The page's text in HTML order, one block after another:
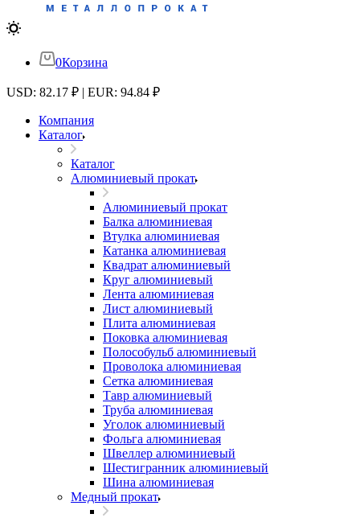
0Корзина
USD: 82.17 ₽ | EUR: 94.84 ₽
Компания
Каталог
Каталог
Алюминиевый прокат
Алюминиевый прокат
Балка алюминиевая
Втулка алюминиевая
Катанка алюминиевая
Квадрат алюминиевый
Круг алюминиевый
Лента алюминиевая
Лист алюминиевый
Плита алюминиевая
Поковка алюминиевая
Полособульб алюминиевый
Проволока алюминиевая
Сетка алюминиевая
Тавр алюминиевый
Труба алюминиевая
Уголок алюминиевый
Фольга алюминиевая
Швеллер алюминиевый
Шестигранник алюминиевый
Шина алюминиевая
Медный прокат